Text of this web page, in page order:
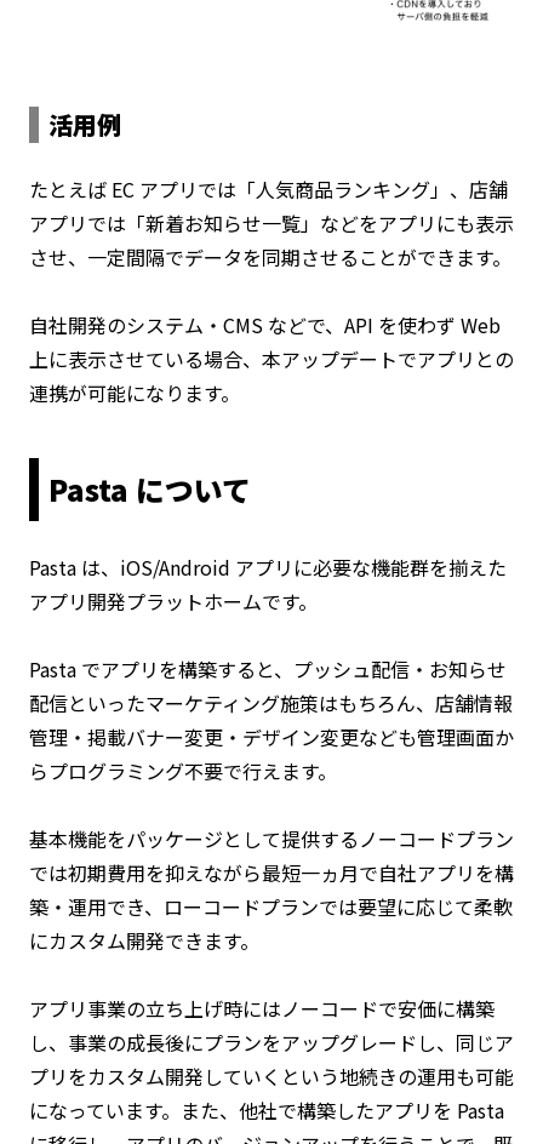
活用例
たとえば EC アプリでは「人気商品ランキング」、店舗
アプリでは「新着お知らせ一覧」などをアプリにも表示
させ、一定間隔でデータを同期させることができます。
自社開発のシステム・CMS などで、API を使わず Web
上に表示させている場合、本アップデートでアプリとの
連携が可能になります。
Pasta について
Pasta は、iOS/Android アプリに必要な機能群を揃えた
アプリ開発プラットホームです。
Pasta でアプリを構築すると、プッシュ配信・お知らせ
配信といったマーケティング施策はもちろん、店舗情報
管理・掲載バナー変更・デザイン変更なども管理画面か
らプログラミング不要で行えます。
基本機能をパッケージとして提供するノーコードプラン
では初期費用を抑えながら最短一ヵ月で自社アプリを構
築・運用でき、ローコードプランでは要望に応じて柔軟
にカスタム開発できます。
アプリ事業の立ち上げ時にはノーコードで安価に構築
し、事業の成長後にプランをアップグレードし、同じア
プリをカスタム開発していくという地続きの運用も可能
になっています。また、他社で構築したアプリを Pasta